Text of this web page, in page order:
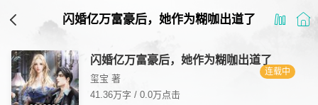
闪婚亿万富豪后，她作为糊咖出道了
闪婚亿万富豪后，她作为糊咖出道了
玺宝 著
连载中
41.36万字 / 0.0万点击